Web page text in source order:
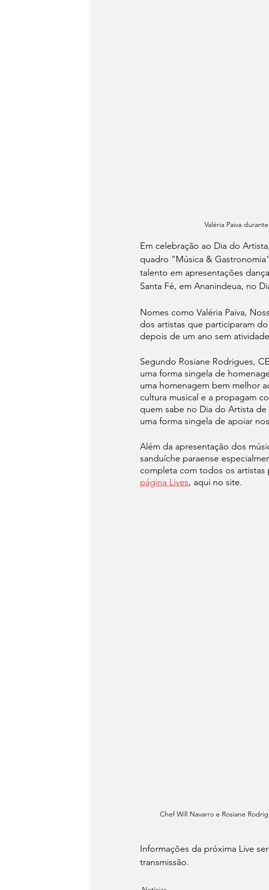
Valéria Paiva
Em celebração ao Dia do
quadro “Música &
talento em apresentações
Santa Fé, em Ananindeua, no
Nomes como Valéria Paiva,
dos artistas que participaram
depois de um ano sem
Segundo Rosiane Rodrigues,
uma forma singela de
uma homenagem bem melhor
cultura musical e a propagam
quem sabe no Dia do Artista de
uma forma singela de apoiar
Além da apresentação dos
sanduíche paraense
completa com todos os artistas
página Lives, aqui no site.
Chef Will Navarro e Rosiane
Informações da próxima Live
transmissão.